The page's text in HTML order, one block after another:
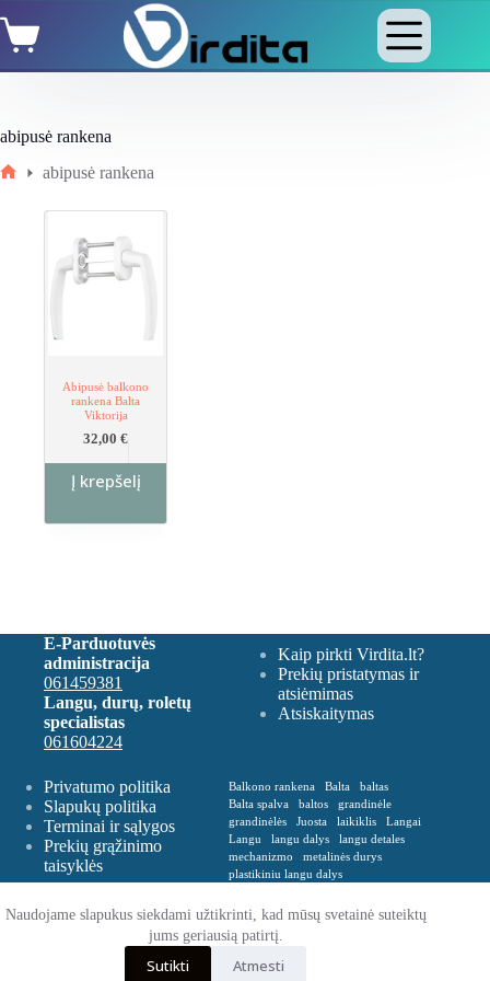
to
content
Naudojame slapukus siekdami užtikrinti, kad mūsų svetainė suteiktų
jums geriausią patirtį.
Sutikti Atmesti
Shopping
cart
abipusė rankena
abipusė rankena
Abipusė balkono
rankena Balta
Viktorija
32,00€
Į krepšelį
E-Parduotuvės
administracija
061459381
Langu, durų, roletų
specialistas
061604224
Kaip pirkti Virdita.lt?
Prekių pristatymas ir
atsiėmimas
Atsiskaitymas
Privatumo politika
Slapukų politika
Terminai ir sąlygos
Prekių grąžinimo
taisyklės
Balkono rankena Balta
baltas
Balta spalva
baltos
grandinėle
grandinėlės
Juosta laikiklis
Langai
Langu
langu dalys
langu detales
mechanizmo
metalinės durys
plastikiniu langu dalys
Rankena
Remontas
roletu dalys
roletų ir žaliuzių dalys
Spalva balta
VERTIKALIŲ